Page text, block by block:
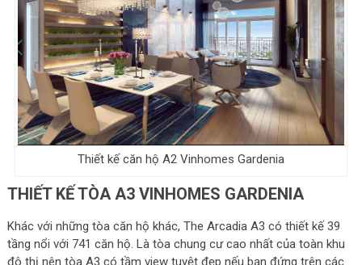
Thiết kế căn hộ A2 Vinhomes Gardenia
THIẾT KẾ TÒA A3 VINHOMES GARDENIA
Khác với những tòa căn hộ khác, The Arcadia A3 có thiết kế 39
tầng nổi với 741 căn hộ. Là tòa chung cư cao nhất của toàn khu